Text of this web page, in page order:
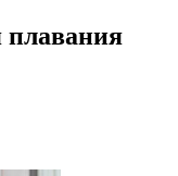
плавания